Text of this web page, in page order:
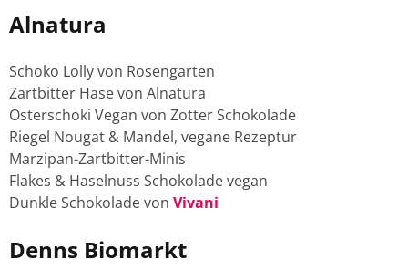
Alnatura
Schoko Lolly von Rosengarten
Zartbitter Hase von Alnatura
Osterschoki Vegan von Zotter Schokolade
Riegel Nougat & Mandel, vegane Rezeptur
Marzipan-Zartbitter-Minis
Flakes & Haselnuss Schokolade vegan
Dunkle Schokolade von Vivani
Denns Biomarkt